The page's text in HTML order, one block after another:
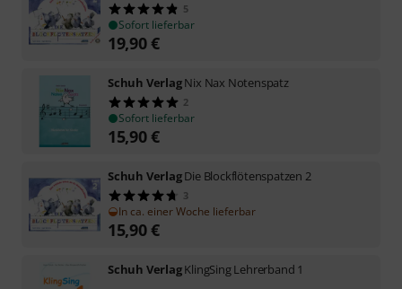
5
Sofort lieferbar
19,90€
Schuh VerlagNix Nax Notenspatz
2
Sofort lieferbar
15,90€
Schuh VerlagDie Blockflötenspatzen 2
3
In ca. einer Woche lieferbar
15,90€
Schuh VerlagKlingSing Lehrerband 1